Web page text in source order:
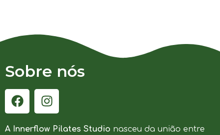
Sobre nós
A Innerflow Pilates Studio nasceu da união entre